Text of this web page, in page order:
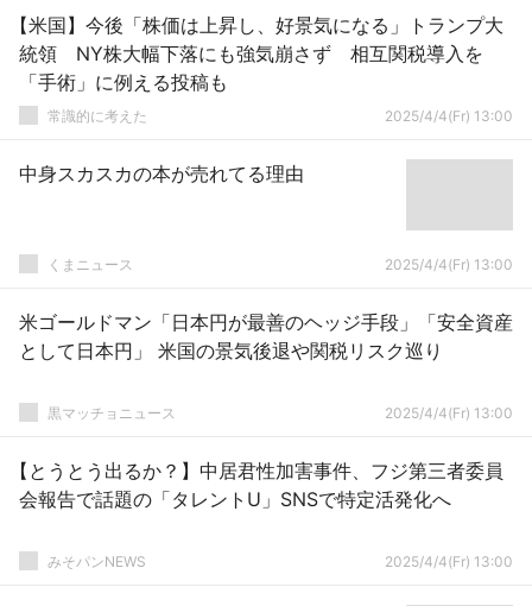
【米国】今後「株価は上昇し、好景気になる」トランプ大
統領 NY株大幅下落にも強気崩さず 相互関税導入を
「手術」に例える投稿も
常識的に考えた 2025/4/4(Fr) 13:00
中身スカスカの本が売れてる理由
くまニュース 2025/4/4(Fr) 13:00
米ゴールドマン「日本円が最善のヘッジ手段」「安全資産
として日本円」 米国の景気後退や関税リスク巡り
黒マッチョニュース 2025/4/4(Fr) 13:00
【とうとう出るか？】中居君性加害事件、フジ第三者委員
会報告で話題の「タレントU」SNSで特定活発化へ
みそパンNEWS 2025/4/4(Fr) 13:00